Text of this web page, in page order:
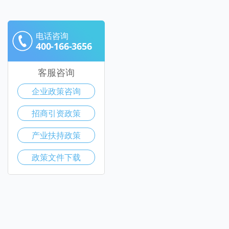
电话咨询
400-166-3656
客服咨询
企业政策咨询
招商引资政策
产业扶持政策
政策文件下载